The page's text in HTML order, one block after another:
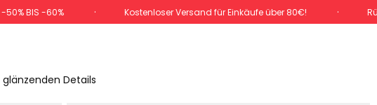
-50% BIS -60% Kostenloser Versand für Einkäufe über 80€!
Details